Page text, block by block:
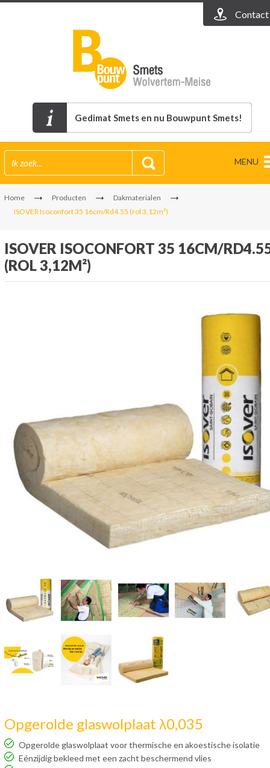
Contact
Gedimat Smets en nu Bouwpunt Smets!
MENU
Home Producten
Dakmaterialen
ISOVER Isoconfort 35 16cm/Rd4.55 (rol 3,12m²)
ISOVER ISOCONFORT 35 16CM/
(ROL 3,12M²)
Opgerolde glaswolplaat λ0,035
Opgerolde glaswolplaat voor thermische en akoestische isolatie
Eénzijdig bekleed met een zacht beschermend vlies